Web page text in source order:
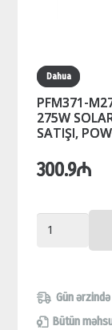
Dahua
PFM371-
275W
SATIŞI,
300.9₼
PFM371-
GÜNƏŞ
PANELİ,
Gün
Bütün